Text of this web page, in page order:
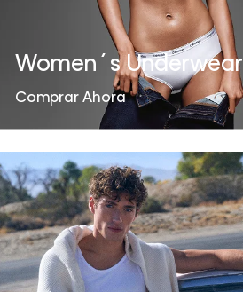
Women´s Underwear
Comprar Ahora